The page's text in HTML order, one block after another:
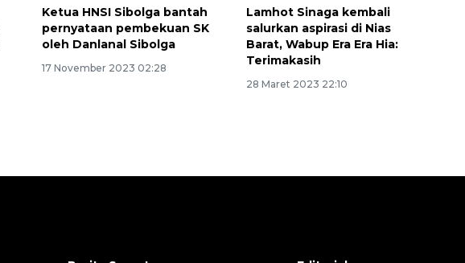
Ketua HNSI Sibolga bantah
pernyataan pembekuan SK
oleh Danlanal Sibolga
17 November 2023 02:28
Lamhot Sinaga kembali
salurkan aspirasi di Nias
Barat, Wabup Era Era Hia:
Terimakasih
28 Maret 2023 22:10